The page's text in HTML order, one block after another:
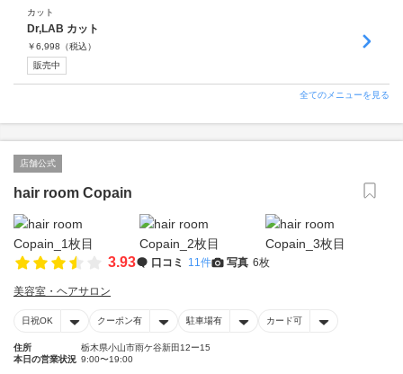
カット
Dr,LAB カット
￥6,998 （税込）
販売中
全てのメニューを見る
店舗公式
hair room Copain
3.93 口コミ 11件 写真 6枚
美容室・ヘアサロン
日祝OK クーポン有 駐車場有 カード可
住所
栃木県小山市雨ケ谷新田12ー15
本日の営業状況 9:00〜19:00